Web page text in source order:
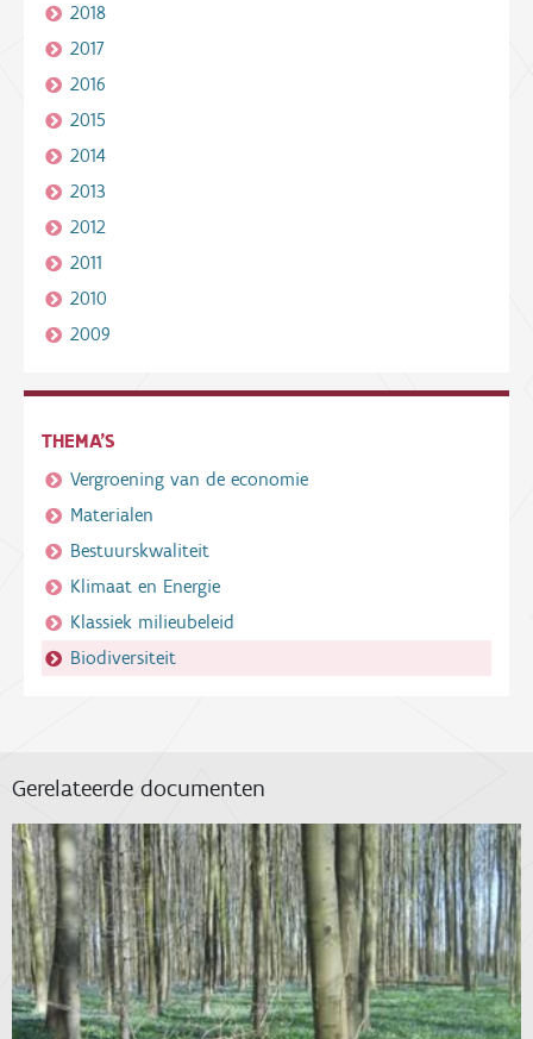
2018
2017
2016
2015
2014
2013
2012
2011
2010
2009
THEMA'S
Vergroening van de economie
Materialen
Bestuurskwaliteit
Klimaat en Energie
Klassiek milieubeleid
Biodiversiteit
Gerelateerde documenten